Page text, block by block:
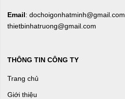
Email: dochoigonhatminh@gmail.com
thietbinhatruong@gmail.com
THÔNG TIN CÔNG TY
Trang chủ
Giới thiệu